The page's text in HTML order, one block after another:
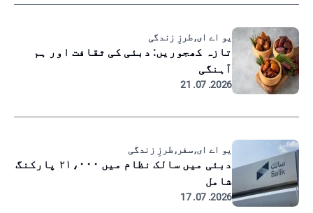
یو اے ای, طرزِ زندگی
تازہ کھجوریں: دبئی کی ثقافت اور ہم
آہنگی
2026. 07. 21
یو اے ای, سفر, طرزِ زندگی
دبئی میں سالک نظام میں ۲۱،۰۰۰ پارکنگ
شامل
2026. 07. 17